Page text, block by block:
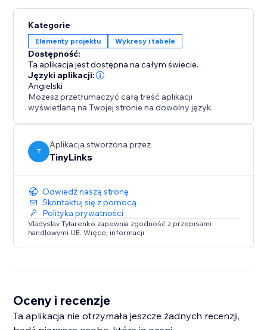
Kategorie
Elementy projektu Wykresy i tabele
Dostępność:
Ta aplikacja jest dostępna na całym świecie.
Języki aplikacji:
Angielski
Możesz przetłumaczyć całą treść aplikacji
wyświetlaną na Twojej stronie na dowolny język.
T
Aplikacja stworzona przez
TinyLinks
Odwiedź naszą stronę
Skontaktuj się z pomocą
Polityka prywatności
Vladyslav Tytarenko zapewnia zgodność z przepisami
handlowymi UE. Więcej informacji
Oceny i recenzje
Ta aplikacja nie otrzymała jeszcze żadnych recenzji,